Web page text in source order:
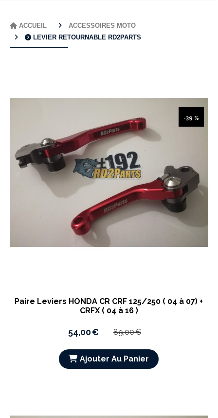
ACCUEIL
ACCESSOIRES MOTO
LEVIER RETOURNABLE RD2PARTS
-39 %
Paire Leviers HONDA CR CRF 125/250 ( 04 à 07) +
CRFX ( 04 à 16 )
54,00€ 89,00€
Ajouter Au Panier